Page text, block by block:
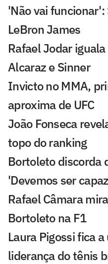
'Não vai
LeBron James
Rafael Jodar
Alcaraz e Sinner
Invicto no MMA,
aproxima de UFC
João Fonseca
topo do ranking
Bortoleto discorda
'Devemos ser
Rafael Câmara
Bortoleto na F1
Laura Pigossi fica
liderança do tênis